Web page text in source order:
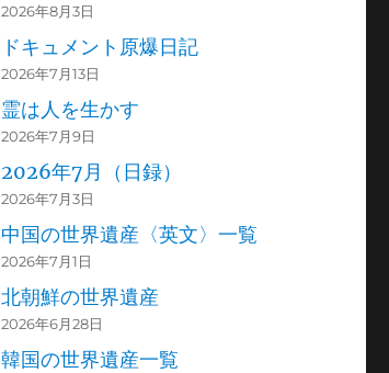
2026年8月3日
ドキュメント原爆日記
2026年7月13日
霊は人を生かす
2026年7月9日
2026年7月（日録）
2026年7月3日
中国の世界遺産〈英文〉一覧
2026年7月1日
北朝鮮の世界遺産
2026年6月28日
韓国の世界遺産一覧